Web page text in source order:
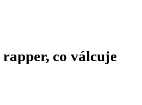
co válcuje